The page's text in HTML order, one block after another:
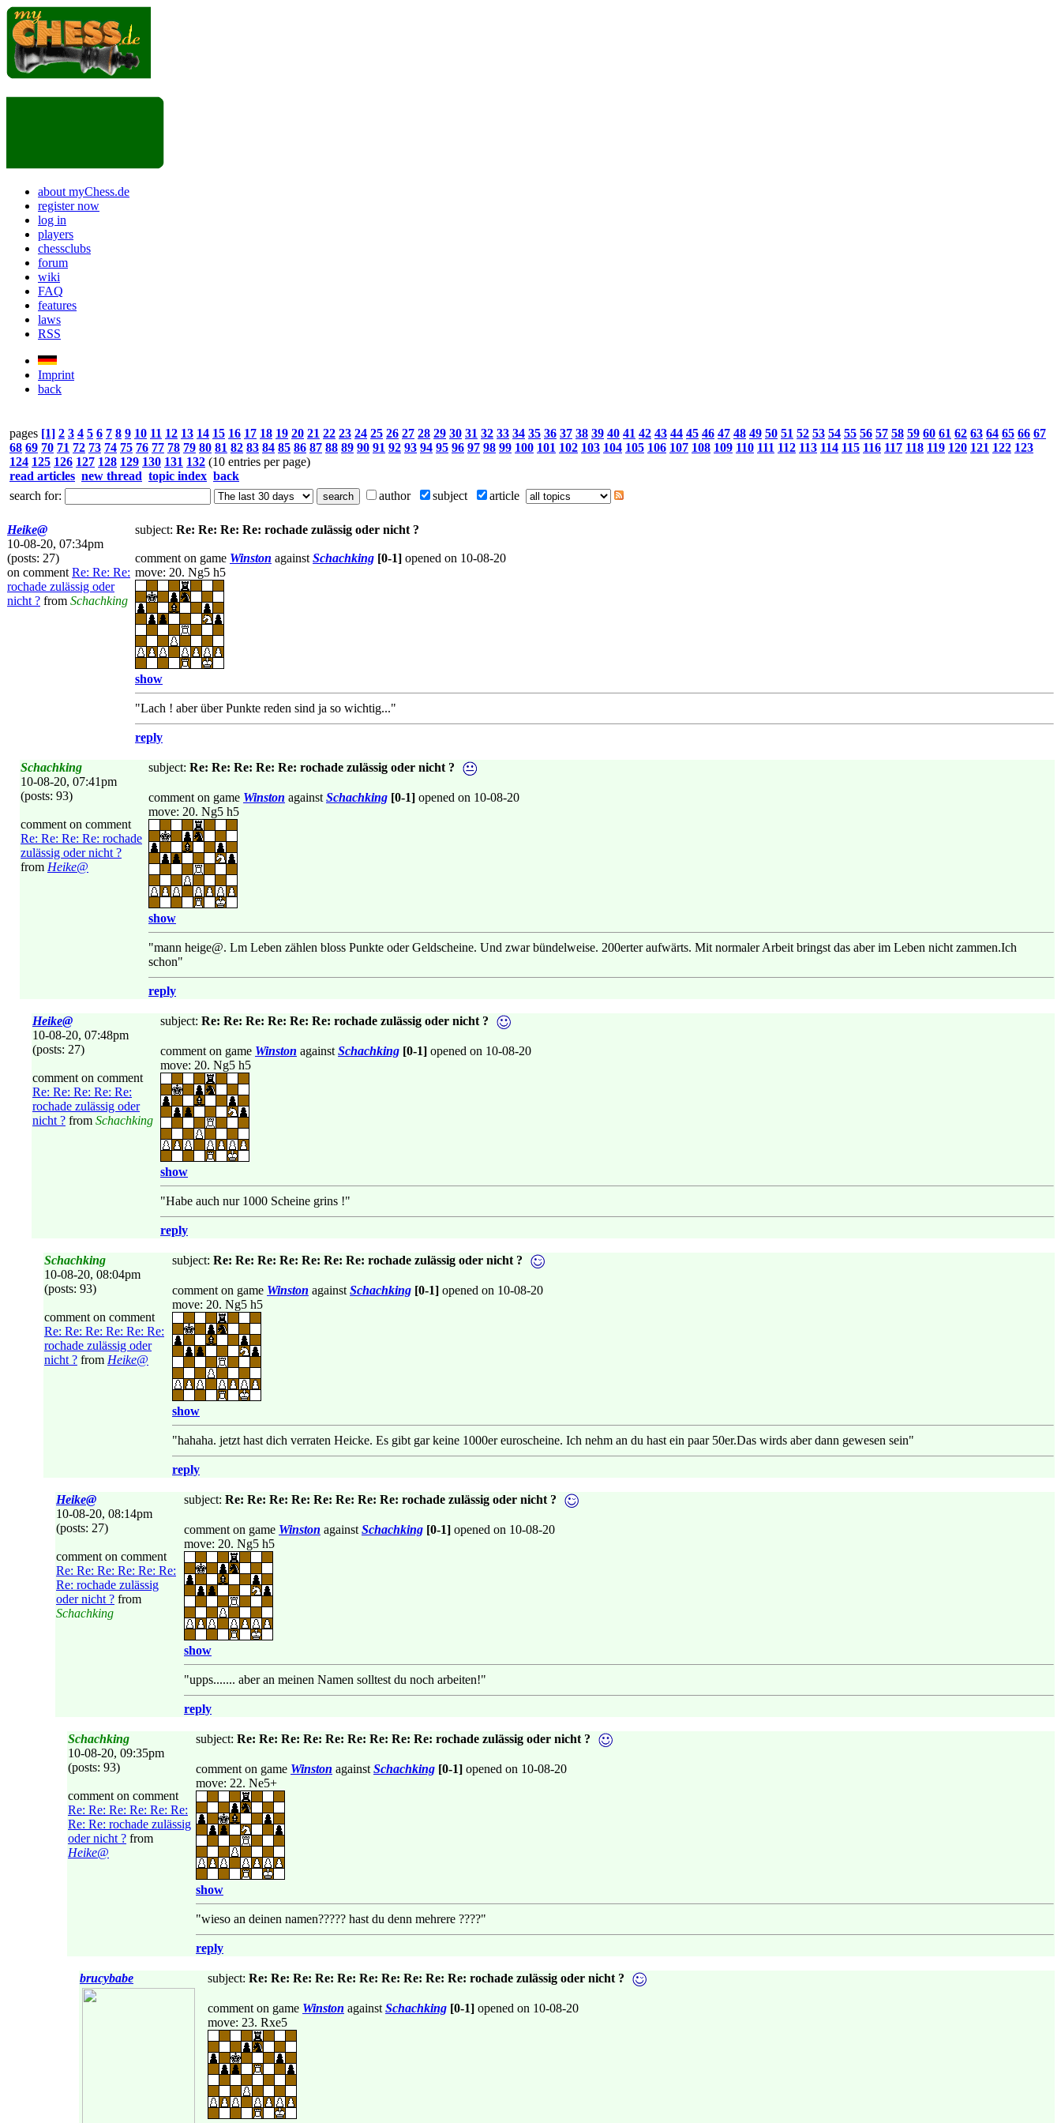
about myChess.de
register now
log in
players
chessclubs
forum
wiki
FAQ
features
laws
RSS
Imprint
back
pages [1] 2 3 4 5 6 7 8 9 10 11 12 13 14 15 16 17 18 19 20 21 22 23 24 25 26 27 28 29 30 31 32 33 34 35 36 37 38 39 40 41 42 43 44 45 46 47 48 49 50 51 52 53 54 55 56 57 58 59 60 61 62 63 64 65 66 67
68 69 70 71 72 73 74 75 76 77 78 79 80 81 82 83 84 85 86 87 88 89 90 91 92 93 94 95 96 97 98 99 100 101 102 103 104 105 106 107 108 109 110 111 112 113 114 115 116 117 118 119 120 121 122 123
124 125 126 127 128 129 130 131 132 (10 entries per page)
read articles new thread topic index back
search for:
author subject article
Heike@
10-08-20, 07:34pm
(posts: 27)
on comment Re: Re: Re:
rochade zulässig oder
nicht ? from Schachking
subject: Re: Re: Re: Re: rochade zulässig oder nicht ?
comment on game Winston against Schachking [0-1] opened on 10-08-20
move: 20. Ng5 h5
show
"Lach ! aber über Punkte reden sind ja so wichtig..."
reply
Schachking
10-08-20, 07:41pm
(posts: 93)
comment on comment
Re: Re: Re: Re: rochade
zulässig oder nicht ?
from Heike@
subject: Re: Re: Re: Re: Re: rochade zulässig oder nicht ?
comment on game Winston against Schachking [0-1] opened on 10-08-20
move: 20. Ng5 h5
show
"mann heige@. Lm Leben zählen bloss Punkte oder Geldscheine. Und zwar bündelweise. 200erter aufwärts. Mit normaler Arbeit bringst das aber im Leben nicht zammen.Ich
schon"
reply
Heike@
10-08-20, 07:48pm
(posts: 27)
comment on comment
Re: Re: Re: Re: Re:
rochade zulässig oder
nicht ? from Schachking
subject: Re: Re: Re: Re: Re: Re: rochade zulässig oder nicht ?
comment on game Winston against Schachking [0-1] opened on 10-08-20
move: 20. Ng5 h5
show
"Habe auch nur 1000 Scheine grins !"
reply
Schachking
10-08-20, 08:04pm
(posts: 93)
comment on comment
Re: Re: Re: Re: Re: Re:
rochade zulässig oder
nicht ? from Heike@
subject: Re: Re: Re: Re: Re: Re: Re: rochade zulässig oder nicht ?
comment on game Winston against Schachking [0-1] opened on 10-08-20
move: 20. Ng5 h5
show
"hahaha. jetzt hast dich verraten Heicke. Es gibt gar keine 1000er euroscheine. Ich nehm an du hast ein paar 50er.Das wirds aber dann gewesen sein"
reply
Heike@
10-08-20, 08:14pm
(posts: 27)
comment on comment
Re: Re: Re: Re: Re: Re:
Re: rochade zulässig
oder nicht ? from
Schachking
subject: Re: Re: Re: Re: Re: Re: Re: Re: rochade zulässig oder nicht ?
comment on game Winston against Schachking [0-1] opened on 10-08-20
move: 20. Ng5 h5
show
"upps....... aber an meinen Namen solltest du noch arbeiten!"
reply
Schachking
10-08-20, 09:35pm
(posts: 93)
comment on comment
Re: Re: Re: Re: Re: Re:
Re: Re: rochade zulässig
oder nicht ? from
Heike@
subject: Re: Re: Re: Re: Re: Re: Re: Re: Re: rochade zulässig oder nicht ?
comment on game Winston against Schachking [0-1] opened on 10-08-20
move: 22. Ne5+
show
"wieso an deinen namen????? hast du denn mehrere ????"
reply
brucybabe subject: Re: Re: Re: Re: Re: Re: Re: Re: Re: Re: rochade zulässig oder nicht ?
comment on game Winston against Schachking [0-1] opened on 10-08-20
move: 23. Rxe5